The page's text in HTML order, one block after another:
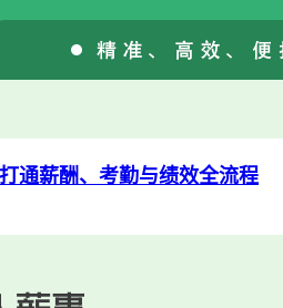
通薪酬、考勤与绩效全流程